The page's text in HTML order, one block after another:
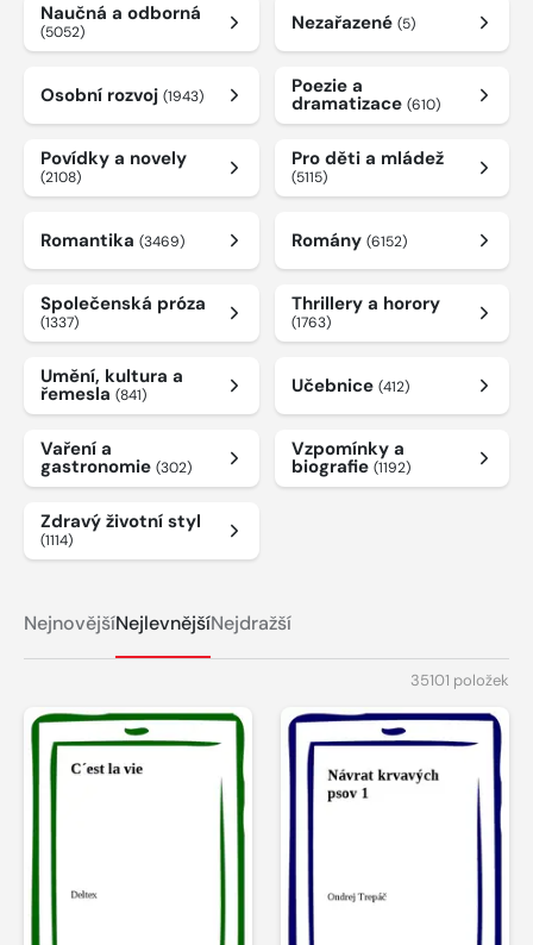
Naučná a odborná
(5052) Nezařazené (5)
Osobní rozvoj (1943) Poezie a
dramatizace (610)
Povídky a novely
(2108)
Pro děti a mládež
(5115)
Romantika (3469) Romány (6152)
Společenská próza
(1337)
Thrillery a horory
(1763)
Umění, kultura a
řemesla (841) Učebnice (412)
Vaření a
gastronomie (302)
Vzpomínky a
biografie (1192)
Zdravý životní styl
(1114)
NejnovějšíNejlevnějšíNejdražší
35101 položek